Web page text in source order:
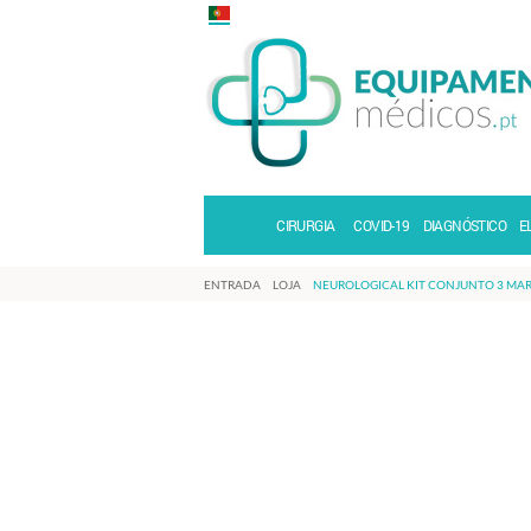
CIRURGIA COVID-19 DIAGNÓSTICO
ENTRADA LOJA NEUROLOGICAL KIT CONJUNTO 3